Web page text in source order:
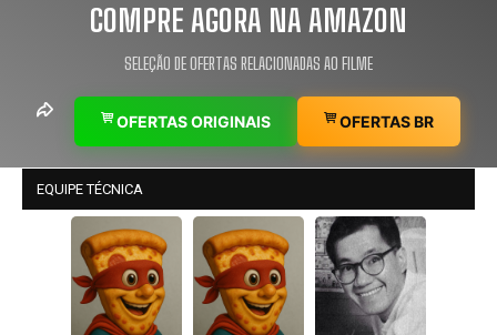
COMPRE AGORA NA AMAZON
SELEÇÃO DE OFERTAS RELACIONADAS AO FILME
OFERTAS ORIGINAIS OFERTAS BR
EQUIPE TÉCNICA